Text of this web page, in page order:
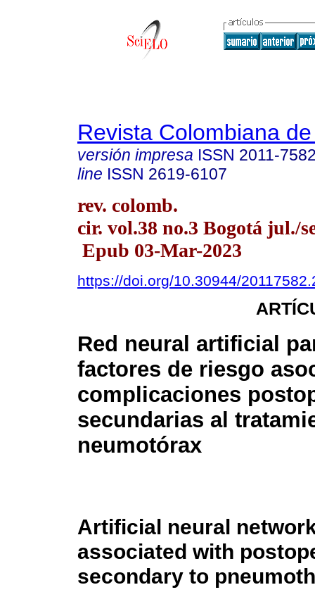
Revista Colombiana
versión impresa ISSN 2011-
line ISSN 2619-6107
rev. colomb.
cir. vol.38 no.3 Bogotá jul./
Epub 03-Mar-2023
https://doi.org/10.30944/
Red neural artificial
factores de riesgo
complicaciones
secundarias al
neumotórax
Artificial neural
associated with
secondary to